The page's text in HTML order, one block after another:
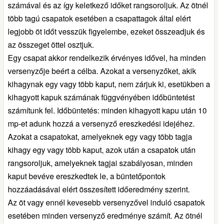
számával és az így keletkező időket rangsoroljuk. Az ötnél
több tagú csapatok esetében a csapattagok által elért
legjobb öt időt vesszük figyelembe, ezeket összeadjuk és
az összeget öttel osztjuk.
Egy csapat akkor rendelkezik érvényes idővel, ha minden
versenyzője beért a célba. Azokat a versenyzőket, akik
kihagynak egy vagy több kaput, nem zárjuk ki, esetükben a
kihagyott kapuk számának függvényében időbüntetést
számítunk fel. Időbüntetés: minden kihagyott kapu után 10
mp-et adunk hozzá a versenyző ereszkedési idejéhez.
Azokat a csapatokat, amelyeknek egy vagy több tagja
kihagy egy vagy több kaput, azok után a csapatok után
rangsoroljuk, amelyeknek tagjai szabályosan, minden
kaput bevéve ereszkedtek le, a büntetőpontok
hozzáadásával elért összesített időeredmény szerint.
Az öt vagy ennél kevesebb versenyzővel induló csapatok
esetében minden versenyző eredménye számít. Az ötnél